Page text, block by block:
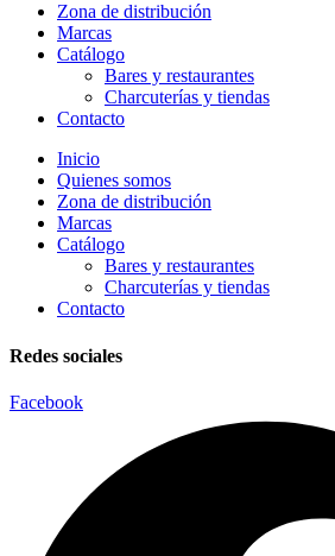
Zona de distribución
Marcas
Catálogo
Bares y restaurantes
Charcuterías y tiendas
Contacto
Inicio
Quienes somos
Zona de distribución
Marcas
Catálogo
Bares y restaurantes
Charcuterías y tiendas
Contacto
Redes sociales
Facebook